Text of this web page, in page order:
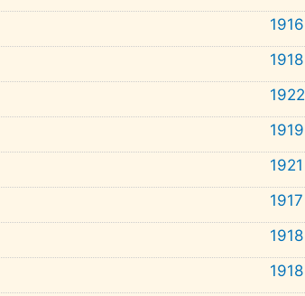
1916
1918
1922
1919
1921
1917
1918
1918